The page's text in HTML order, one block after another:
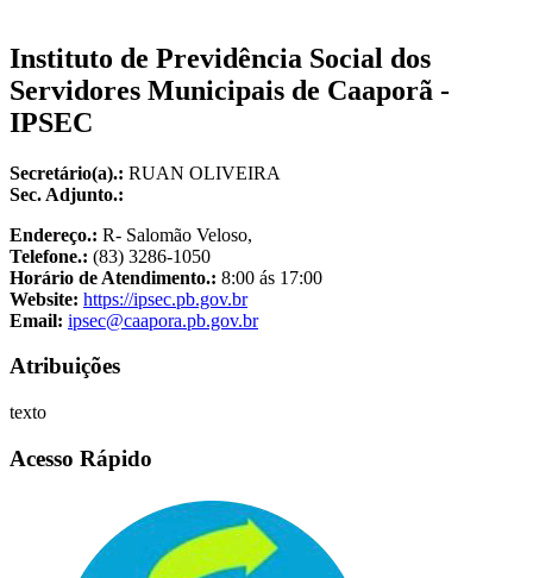
Instituto de Previdência Social dos
Servidores Municipais de Caaporã -
IPSEC
Secretário(a).: RUAN OLIVEIRA
Sec. Adjunto.:
Endereço.: R- Salomão Veloso,
Telefone.: (83) 3286-1050
Horário de Atendimento.: 8:00 ás 17:00
Website: https://ipsec.pb.gov.br
Email: ipsec@caapora.pb.gov.br
Atribuições
texto
Acesso Rápido